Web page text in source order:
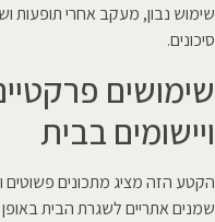
שימוש נבון, מעקב אחרי תופעות
סיכונים.
שימושים
ויישומים בבית
הקטע הזה מציג מתכונים פשוטים
שמנים אתריים לשגרת הבית